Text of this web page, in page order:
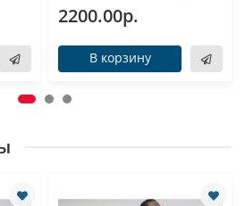
2200.00р.
В корзину